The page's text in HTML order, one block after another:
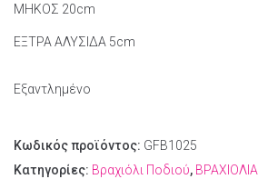
ΜΗΚΟΣ 20cm
ΕΞΤΡΑ ΑΛΥΣΙΔΑ 5cm
Εξαντλημένο
Κωδικός προϊόντος: GFB1025
Κατηγορίες: Βραχιόλι Ποδιού, ΒΡΑΧΙΟΛΙΑ